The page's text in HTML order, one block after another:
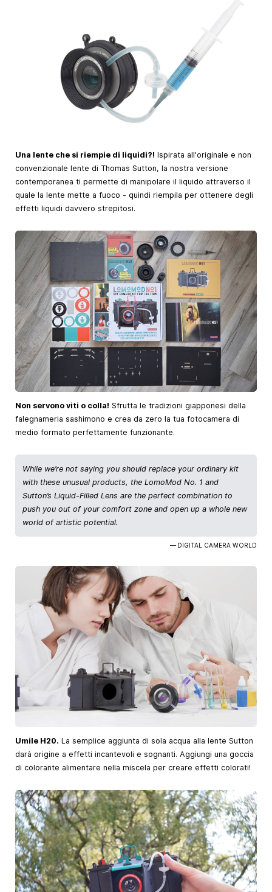
Una lente che si riempie di liquidi?! Ispirata all'originale e non
convenzionale lente di Thomas Sutton, la nostra versione
contemporanea ti permette di manipolare il liquido attraverso il
quale la lente mette a fuoco - quindi riempila per ottenere degli
effetti liquidi davvero strepitosi.
Non servono viti o colla! Sfrutta le tradizioni giapponesi della
falegnameria sashimono e crea da zero la tua fotocamera di
medio formato perfettamente funzionante.
While we’re not saying you should replace your ordinary kit
with these unusual products, the LomoMod No. 1 and
Sutton’s Liquid-Filled Lens are the perfect combination to
push you out of your comfort zone and open up a whole new
world of artistic potential.
— DIGITAL CAMERA WORLD
Umile H20. La semplice aggiunta di sola acqua alla lente Sutton
darà origine a effetti incantevoli e sognanti. Aggiungi una goccia
di colorante alimentare nella miscela per creare effetti colorati!